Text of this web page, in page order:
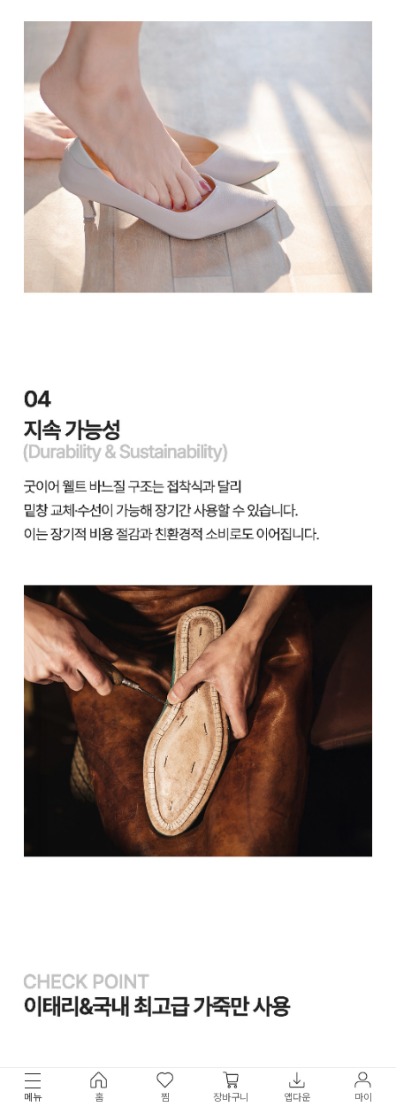
메뉴 홈 찜 장바구니 앱다운 마이